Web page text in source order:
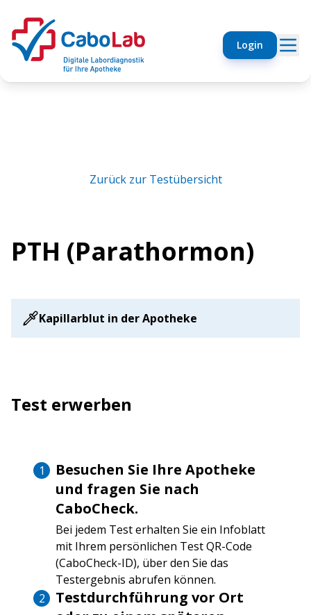
Login
Zurück zur Testübersicht
PTH (Parathormon)
Kapillarblut in der Apotheke
Test erwerben
Besuchen Sie Ihre Apotheke
und fragen Sie nach
CaboCheck.
Bei jedem Test erhalten Sie ein Infoblatt
mit Ihrem persönlichen Test QR-Code
(CaboCheck-ID), über den Sie das
Testergebnis abrufen können.
Testdurchführung vor Ort